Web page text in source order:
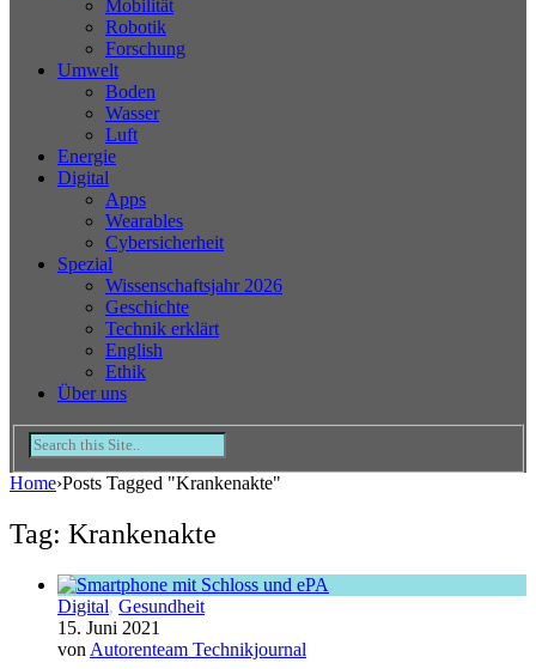
Mobilität
Robotik
Forschung
Umwelt
Boden
Wasser
Luft
Energie
Digital
Apps
Wearables
Cybersicherheit
Spezial
Wissenschaftsjahr 2026
Geschichte
Technik erklärt
English
Ethik
Über uns
Home›Posts Tagged "Krankenakte"
Tag: Krankenakte
Digital, Gesundheit
15. Juni 2021
von Autorenteam Technikjournal